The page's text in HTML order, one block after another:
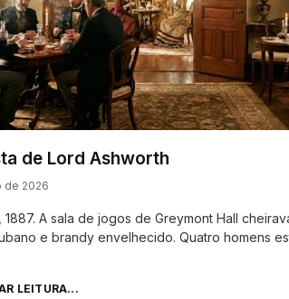
de Lord Ashworth
de 2026
1887. A sala de jogos de Greymont Hall
e brandy envelhecido. Quatro homens
LEITURA...